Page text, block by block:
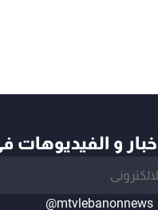
و الفيديوهات
@mtvlebanonnews